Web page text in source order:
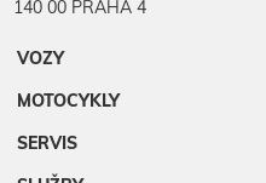
140 00 PRAHA 4
VOZY
MOTOCYKLY
SERVIS